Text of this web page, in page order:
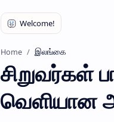
Home இலங்கை
சிறுவர்கள்
வெளியான